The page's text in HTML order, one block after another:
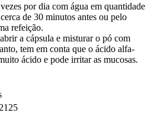
por dia com água em quantidade
de 30 minutos antes ou pelo
refeição.
a cápsula e misturar o pó com
tem em conta que o ácido alfa-
ácido e pode irritar as mucosas.